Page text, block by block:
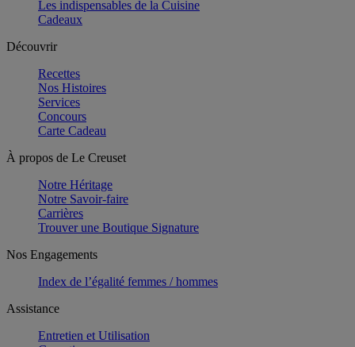
Les indispensables de la Cuisine
Cadeaux
Découvrir
Recettes
Nos Histoires
Services
Concours
Carte Cadeau
À propos de Le Creuset
Notre Héritage
Notre Savoir-faire
Carrières
Trouver une Boutique Signature
Nos Engagements
Index de l’égalité femmes / hommes
Assistance
Entretien et Utilisation